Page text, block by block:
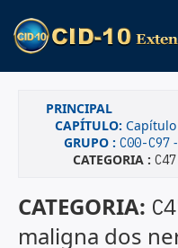
PRINCIPAL
CAPÍTULO:
GRUPO : C00-C97
CATEGORIA : C47
CATEGORIA:
maligna dos